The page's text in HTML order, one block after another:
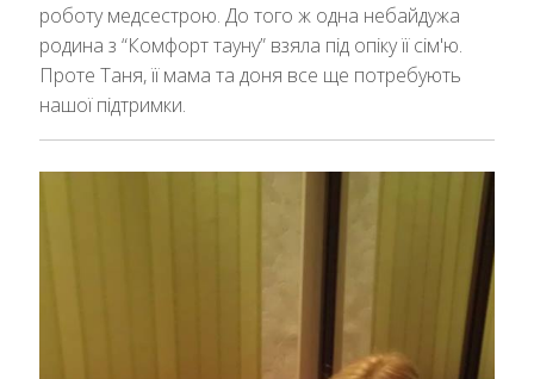
роботу медсестрою. До того ж одна небайдужа
родина з “Комфорт тауну” взяла під опіку її сім'ю.
Проте Таня, її мама та доня все ще потребують
нашої підтримки.